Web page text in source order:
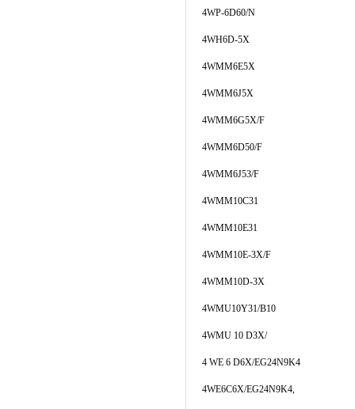
4WP-6D60/N
4WH6D-5X
4WMM6E5X
4WMM6J5X
4WMM6G5X/F
4WMM6D50/F
4WMM6J53/F
4WMM10C31
4WMM10E31
4WMM10E-3X/F
4WMM10D-3X
4WMU10Y31/B10
4WMU 10 D3X/
4 WE 6 D6X/EG24N9K4
4WE6C6X/EG24N9K4,